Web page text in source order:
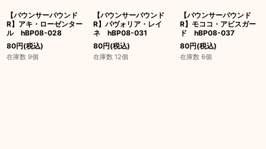
【バウンサーバウンド
R】アキ・ローゼンター
ル hBP08-028
80円(税込)
在庫数 9個
【バウンサーバウンド
R】パヴォリア・レイ
ネ hBP08-031
80円(税込)
在庫数 12個
【バウンサーバウンド
R】モココ・アビスガー
ド hBP08-037
80円(税込)
在庫数 6個